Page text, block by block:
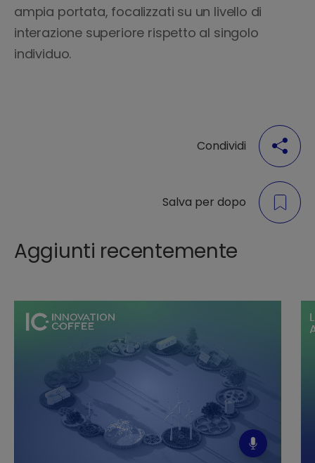
ampia portata, focalizzati su un livello di
interazione superiore rispetto al singolo
individuo.
Condividi
Salva per dopo
Aggiunti recentemente